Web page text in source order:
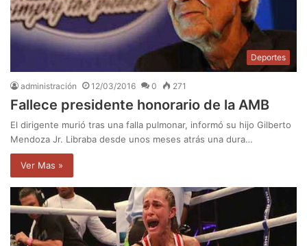
Deportes
administración 12/03/2016 0 271
Fallece presidente honorario de la AMB
El dirigente murió tras una falla pulmonar, informó su hijo Gilberto
Mendoza Jr. Libraba desde unos meses atrás una dura…
Ver Mas »